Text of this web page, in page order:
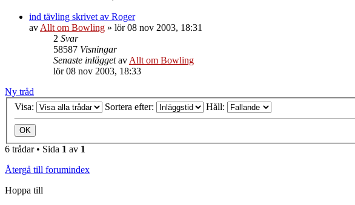
ind tävling skrivet av Roger
av Allt om Bowling » lör 08 nov 2003, 18:31
2 Svar
58587 Visningar
Senaste inläggetav Allt om Bowling
lör 08 nov 2003, 18:33
Ny tråd
Visa:
Sortera efter: Håll:
6 trådar • Sida 1 av 1
Återgå till forumindex
Hoppa till